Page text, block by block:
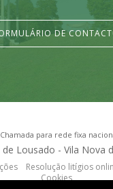
DE
para rede fixa
Lousado - Vila Nova
Resolução litígios
Cookies